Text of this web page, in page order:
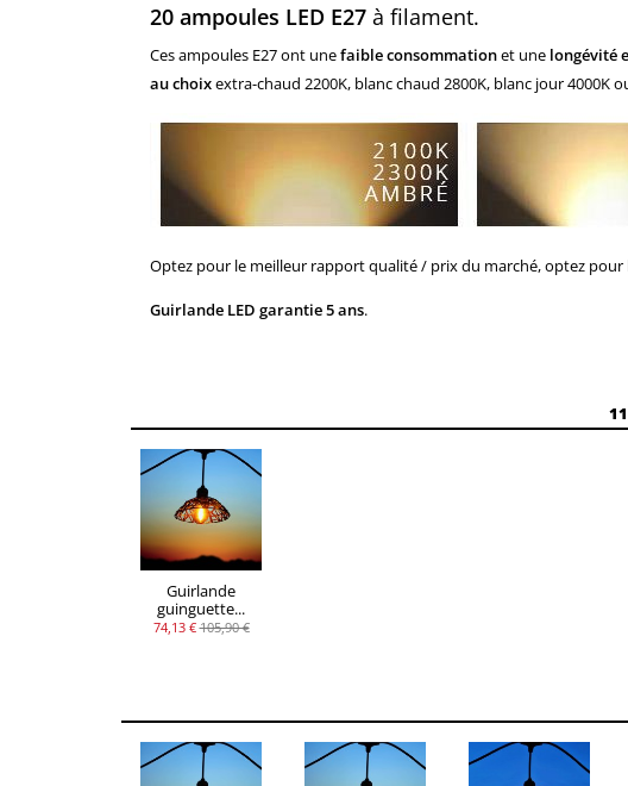
20 ampoules LED E27 à filament.
Ces ampoules E27 ont unefaible consommationet une longévité
au choixextra-chaud 2200K, blanc chaud 2800K, blanc jour 4000K
Optez pour le meilleur rapport qualité / prix du marché, optez pour
Guirlande LED garantie 5 ans.
Guirlande
guinguette...
74,13 € 105,90 €